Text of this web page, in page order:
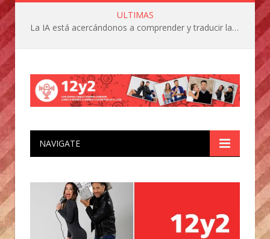
ULTIMAS
La IA está acercándonos a comprender y traducir las vocalizaciones y comportamientos de nuestras mascotas
NAVIGATE